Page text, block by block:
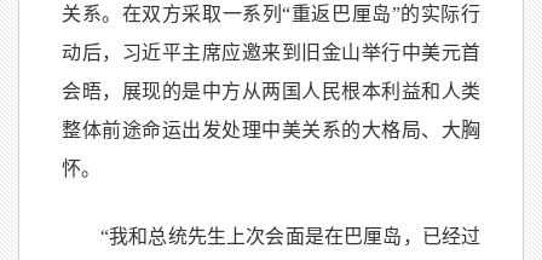
关系。在双方采取一系列“重返巴厘岛”的实际行
动后，习近平主席应邀来到旧金山举行中美元首
会晤，展现的是中方从两国人民根本利益和人类
整体前途命运出发处理中美关系的大格局、大胸
怀。
“我和总统先生上次会面是在巴厘岛，已经过